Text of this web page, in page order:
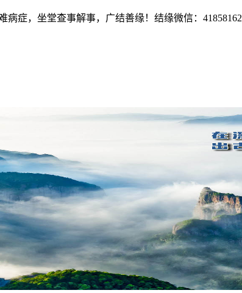
症，坐堂查事解事，广结善缘！结缘微信：41858162